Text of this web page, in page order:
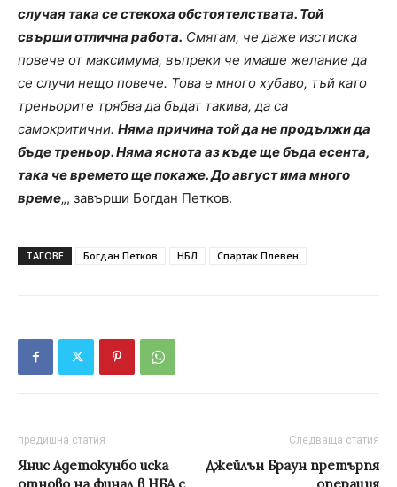
случая така се стекоха обстоятелствата. Той
свърши отлична работа. Смятам, че даже изстиска
повече от максимума, въпреки че имаше желание да
се случи нещо повече. Това е много хубаво, тъй като
треньорите трябва да бъдат такива, да са
самокритични. Няма причина той да не продължи да
бъде треньор. Няма яснота аз къде ще бъда есента,
така че времето ще покаже. До август има много
време„, завърши Богдан Петков.
ТАГОВЕ Богдан Петков НБЛ Спартак Плевен
предишна статия
Янис Адетокунбо иска
Следваща статия
Джейлън Браун претърпя